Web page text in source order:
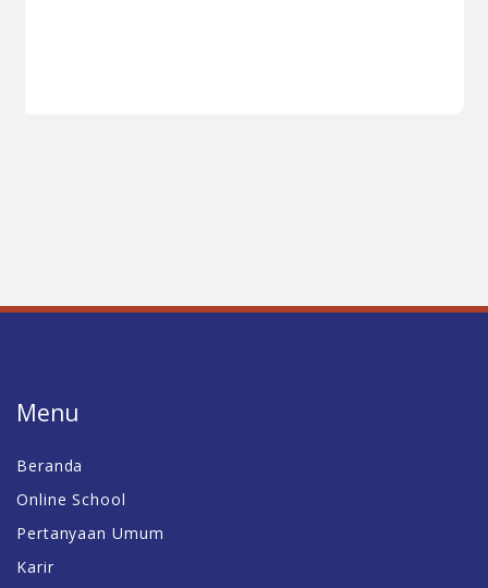
Menu
Beranda
Online School
Pertanyaan Umum
Karir